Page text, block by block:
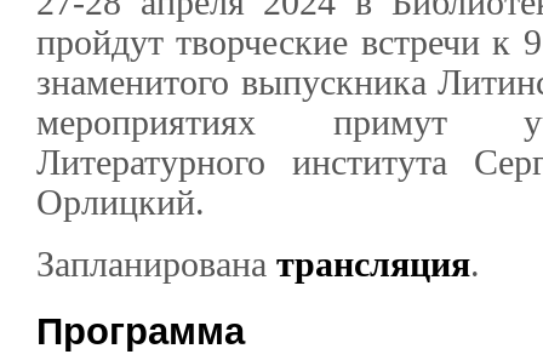
пройдут творческие встречи
знаменитого выпускника
мероприятиях примут
Литературного института
Орлицкий.
Запланирована трансляция.
Программа